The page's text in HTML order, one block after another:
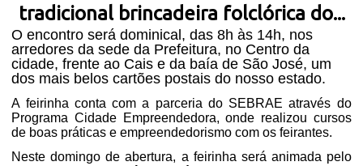
tradicional brincadeira folclórica do...
O encontro será dominical, das 8h às 14h, nos
arredores da sede da Prefeitura, no Centro da
cidade, frente ao Cais e da baía de São José, um
dos mais belos cartões postais do nosso estado.
A feirinha conta com a parceria do SEBRAE através do
Programa Cidade Empreendedora, onde realizou cursos
de boas práticas e empreendedorismo com os feirantes.
Neste domingo de abertura, a feirinha será animada pelo